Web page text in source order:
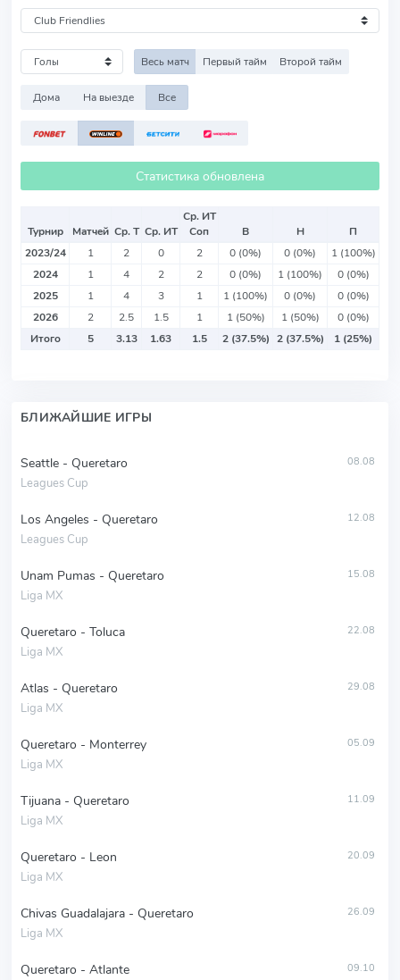
Весь матч Первый тайм Второй тайм
Дома На выезде Все
Статистика обновлена
Турнир Матчей Ср. Т Ср. ИТ
Ср. ИТ
Соп
В Н
П
2023/24
1 2 0 2 0 (0%) 0 (0%)
1 (100%)
2024
1 4 2 2 0 (0%) 1 (100%)
0 (0%)
2025
1 4 3 1 1 (100%) 0 (0%)
0 (0%)
2026
2 2.5 1.5 1 1 (50%) 1 (50%)
0 (0%)
Итого
5 3.13 1.63 1.5 2 (37.5%) 2 (37.5%) 1 (25%)
БЛИЖАЙШИЕ ИГРЫ
Seattle - Queretaro
Leagues Cup
08.08
Los Angeles - Queretaro
Leagues Cup
12.08
Unam Pumas - Queretaro
Liga MX
15.08
Queretaro - Toluca
Liga MX
22.08
Atlas - Queretaro
Liga MX
29.08
Queretaro - Monterrey
Liga MX
05.09
Tijuana - Queretaro
Liga MX
11.09
Queretaro - Leon
Liga MX
20.09
Chivas Guadalajara - Queretaro
Liga MX
26.09
Queretaro - Atlante 09.10